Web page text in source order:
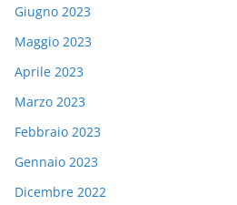
Giugno 2023
Maggio 2023
Aprile 2023
Marzo 2023
Febbraio 2023
Gennaio 2023
Dicembre 2022